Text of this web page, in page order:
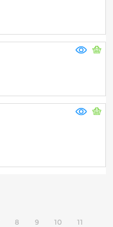
8 9 10 11